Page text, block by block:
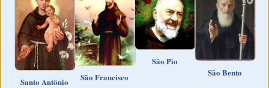
Santo Antônio São Francisco
São Pio
São Bento